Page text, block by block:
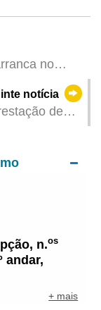
no
Governo e
limpa e
notícia
de
n.os
andar,
+ mais